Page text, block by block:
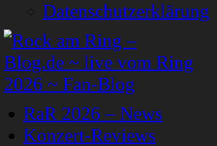
Datenschutzerklärung
RaR 2026 – News
Konzert-Reviews